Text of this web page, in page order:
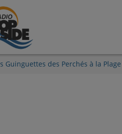
Les Guinguettes des